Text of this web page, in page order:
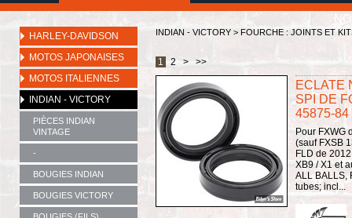
HARLEY-DAVIDSON
MOTOS JAPONAISES
MOTOS ITALIENNES
INDIAN - VICTORY
PIÈCES INDIAN
VINTAGE
-
BOUGIES INDIAN
BOUGIES VICTORY
INDIAN - VICTORY > FOURCHE : JOINTS ET
1 2 > >>
ECLATE
SPI DE
45875-84
Pour FXWG
(sauf FXSB
FLD de
XB9 / X1 et
ALL BALLS,
tubes; incl...